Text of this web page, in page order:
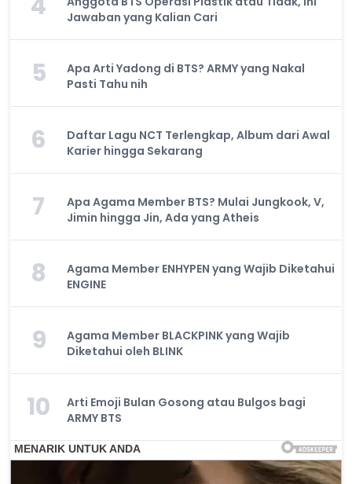
Jawaban yang Kalian Cari
5
Apa Arti Yadong di BTS? ARMY yang Nakal
Pasti Tahu nih
6
Daftar Lagu NCT Terlengkap, Album dari Awal
Karier hingga Sekarang
7
Apa Agama Member BTS? Mulai Jungkook, V,
Jimin hingga Jin, Ada yang Atheis
8
Agama Member ENHYPEN yang Wajib Diketahui
ENGINE
9
Agama Member BLACKPINK yang Wajib
Diketahui oleh BLINK
10
Arti Emoji Bulan Gosong atau Bulgos bagi
ARMY BTS